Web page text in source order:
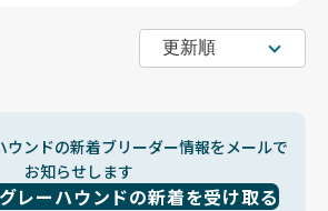
ウンドの新着ブリーダー情報をメールで
お知らせします
レーハウンドの新着を受け取る